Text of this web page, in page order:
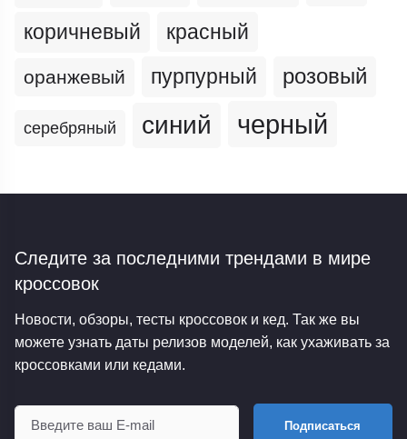
коричневый красный
оранжевый пурпурный розовый
серебряный синий черный
Следите за последними трендами в мире
кроссовок
Новости, обзоры, тесты кроссовок и кед. Так же вы
можете узнать даты релизов моделей, как ухаживать за
кроссовками или кедами.
Подписаться